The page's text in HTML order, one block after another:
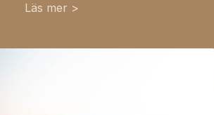
Läs mer >